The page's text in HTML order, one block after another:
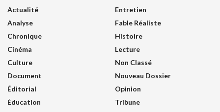
Actualité
Analyse
Chronique
Cinéma
Culture
Document
Éditorial
Éducation
Entretien
Fable Réaliste
Histoire
Lecture
Non Classé
Nouveau Dossier
Opinion
Tribune